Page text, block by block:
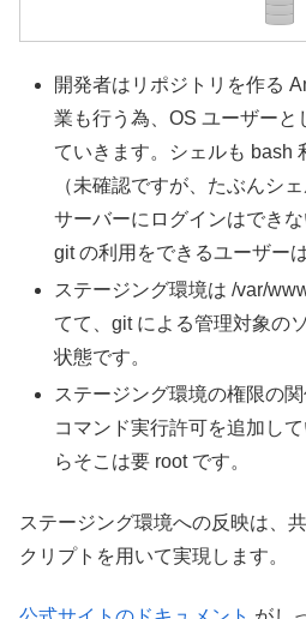
開発者はリポジトリを作る
業も行う為、OS ユーザーと
ていきます。シェルも bash
（未確認ですが、たぶんシ
サーバーにログインはでき
git の利用をできるユーザー
ステージング環境は /var/
てて、git による管理対象の
状態です。
ステージング環境の権限の
コマンド実行許可を追加し
らそこは要 root です。
ステージング環境への反映は、
クリプトを用いて実現します。